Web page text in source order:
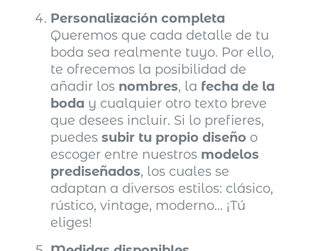
Personalización completa
Queremos que cada detalle de tu
boda sea realmente tuyo. Por ello,
te ofrecemos la posibilidad de
añadir los nombres, la fecha de la
boda y cualquier otro texto breve
que desees incluir. Si lo prefieres,
puedessubir tu propio diseño o
escoger entre nuestros modelos
prediseñados, los cuales se
adaptan a diversos estilos: clásico,
rústico, vintage, moderno… ¡Tú
eliges!